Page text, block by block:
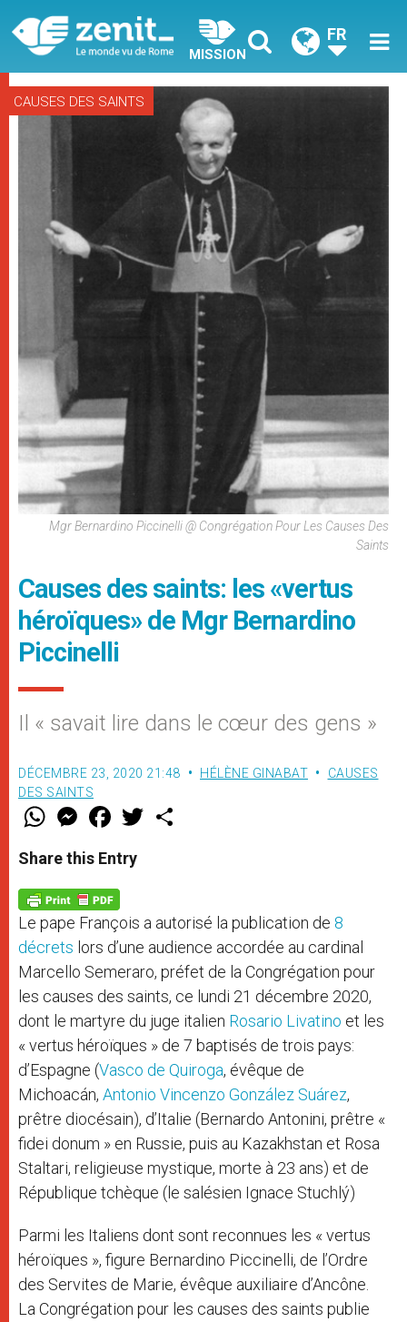
MISSION
FR
CAUSES DES SAINTS
Mgr Bernardino Piccinelli @ Congrégation Pour Les Causes Des
Saints
Causes des saints: les «vertus
héroïques» de Mgr Bernardino
Piccinelli
Il « savait lire dans le cœur des gens »
DÉCEMBRE 23, 2020 21:48 HÉLÈNE GINABAT
CAUSES
DES SAINTS
W
t
s
p
p
M
e
s
e
g
e
r
F
a
e
b
o
k
w
Share this Entry
Le pape François a autorisé la publication de 8
décrets lors d’une audience accordée au cardinal
Marcello Semeraro, préfet de la Congrégation pour
les causes des saints, ce lundi 21 décembre 2020,
dont le martyre du juge italien Rosario Livatino et les
« vertus héroïques » de 7 baptisés de trois pays:
d’Espagne (Vasco de Quiroga, évêque de
Michoacán, Antonio Vincenzo González Suárez,
prêtre diocésain), d’Italie (Bernardo Antonini, prêtre «
fidei donum » en Russie, puis au Kazakhstan et Rosa
Staltari, religieuse mystique, morte à 23 ans) et de
République tchèque (le salésien Ignace Stuchlý)
Parmi les Italiens dont sont reconnues les « vertus
héroïques », figure Bernardino Piccinelli, de l’Ordre
des Servites de Marie, évêque auxiliaire d’Ancône.
La Congrégation pour les causes des saints publie